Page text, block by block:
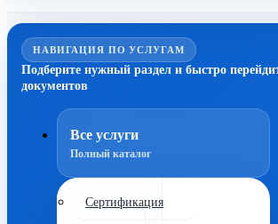
НАВИГАЦИЯ ПО УСЛУГАМ
Подберите нужный раздел и быстро
документов
Все услуги
Полный каталог
Сертификация